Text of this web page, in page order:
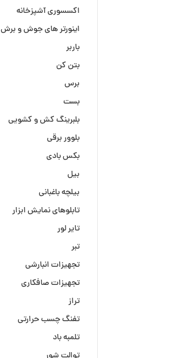
اکسسوری آشپزخانه
اینورتر های جوش و برش
باربر
بتن کن
برس
بست
بلبرینگ کش و کشویی
بلوور برقی
بکس بادی
بیل
بیلچه باغبانی
تابلوهای نمایش ابزار
تایر لور
تبر
تجهیزات انبارشی
تجهیزات صافکاری
تراز
تفنگ چسب حرارتی
تلمبه باد